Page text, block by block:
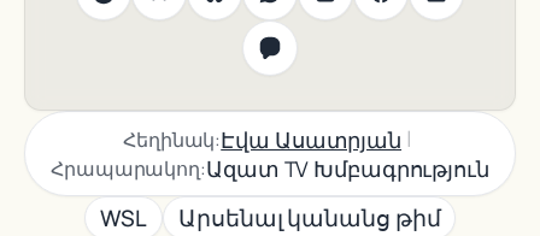
Հեղինակ:Էվա Ասատրյան |
Հրապարակող:Ազատ TV Խմբագրություն
WSL
Արսենալ կանանց թիմ